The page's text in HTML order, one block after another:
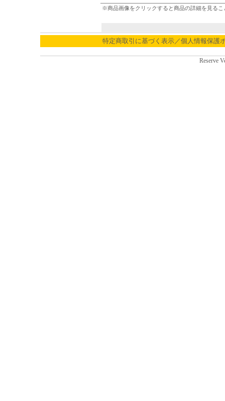
※商品画像をクリックすると商品の詳細を見るこ
特定商取引に基づく表示／個人情報保護
Reserve